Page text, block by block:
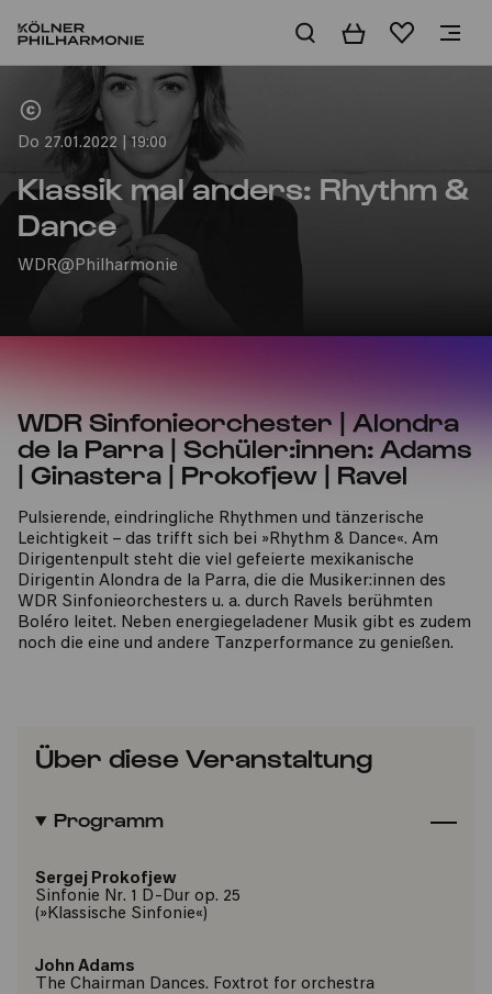
WarenkorbMerkliste
Do 27.01.2022 | 19:00
Klassik mal anders: Rhythm &
Dance
WDR@Philharmonie
WDR Sinfonieorchester | Alondra
de la Parra | Schüler:innen: Adams
| Ginastera | Prokofjew | Ravel
Pulsierende, eindringliche Rhythmen und tänzerische
Leichtigkeit – das trifft sich bei »Rhythm & Dance«. Am
Dirigentenpult steht die viel gefeierte mexikanische
Dirigentin Alondra de la Parra, die die Musiker:innen des
WDR Sinfonieorchesters u. a. durch Ravels berühmten
Boléro leitet. Neben energiegeladener Musik gibt es zudem
noch die eine und andere Tanzperformance zu genießen.
Über diese Veranstaltung
Programm
Sergej Prokofjew
Sinfonie Nr. 1 D-Dur op. 25
(»Klassische Sinfonie«)
John Adams
The Chairman Dances. Foxtrot for orchestra